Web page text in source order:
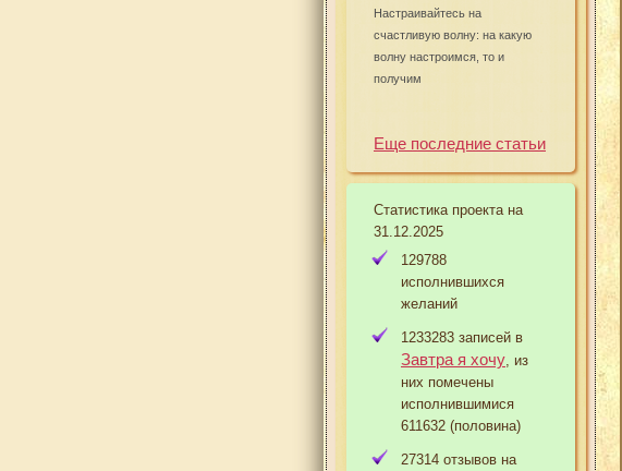
Настраивайтесь на
счастливую волну: на какую
волну настроимся, то и
получим
Еще последние статьи
Статистика проекта на
31.12.2025
129788
исполнившихся
желаний
1233283 записей в
Завтра я хочу , из
них помечены
исполнившимися
611632 (половина)
27314 отзывов на